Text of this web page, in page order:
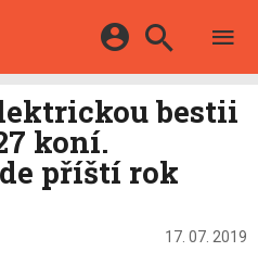
Google
bestii
koní.
příští rok
17. 07. 2019